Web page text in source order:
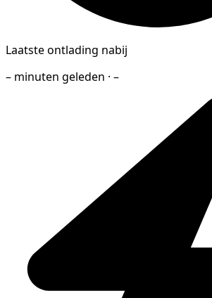
Laatste ontlading nabij
– minuten geleden · –